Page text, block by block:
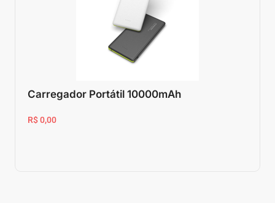
Carregador Portátil 10000mAh
R$ 0,00